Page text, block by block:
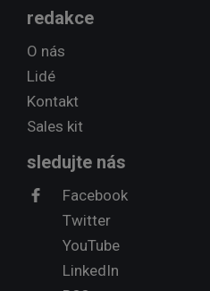
redakce
O nás
Lidé
Kontakt
Sales kit
sledujte nás
Facebook
Twitter
YouTube
LinkedIn